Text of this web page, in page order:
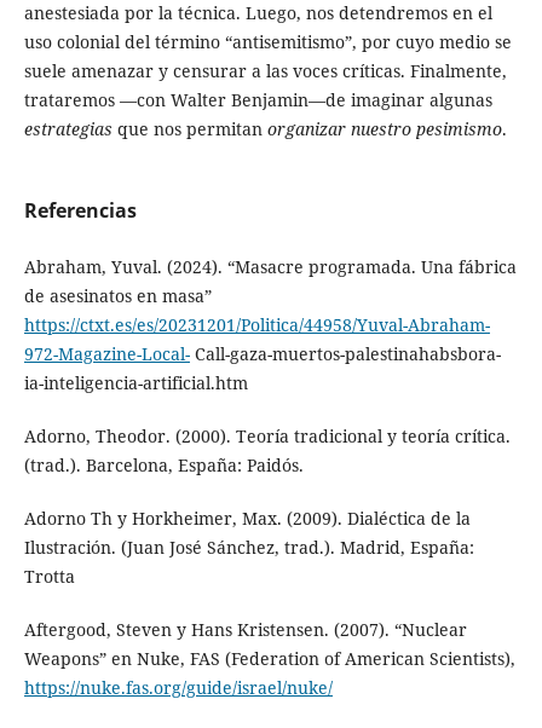
anestesiada por la técnica. Luego, nos detendremos en el
uso colonial del término “antisemitismo”, por cuyo medio se
suele amenazar y censurar a las voces críticas. Finalmente,
trataremos —con Walter Benjamin—de imaginar algunas
estrategias que nos permitan organizar nuestro pesimismo.
Referencias
Abraham, Yuval. (2024). “Masacre programada. Una fábrica
de asesinatos en masa”
https://ctxt.es/es/20231201/Politica/44958/Yuval-Abraham-
972-Magazine-Local-Call-gaza-muertos-palestinahabsbora-
ia-inteligencia-artificial.htm
Adorno, Theodor. (2000). Teoría tradicional y teoría crítica.
(trad.). Barcelona, España: Paidós.
Adorno Th y Horkheimer, Max. (2009). Dialéctica de la
Ilustración. (Juan José Sánchez, trad.). Madrid, España:
Trotta
Aftergood, Steven y Hans Kristensen. (2007). “Nuclear
Weapons” en Nuke, FAS (Federation of American Scientists),
https://nuke.fas.org/guide/israel/nuke/